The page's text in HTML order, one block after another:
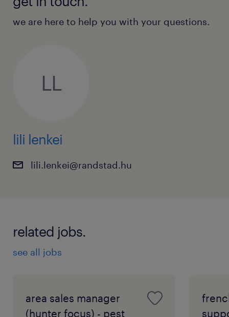
we are here to help you with your questions.
LL
lili lenkei
lili.lenkei@randstad.hu
related jobs.
see all jobs
area sales manager
(hunter focus) - pest